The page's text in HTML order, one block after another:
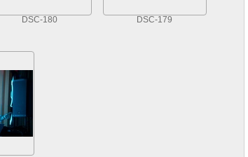
DSC-180 DSC-179